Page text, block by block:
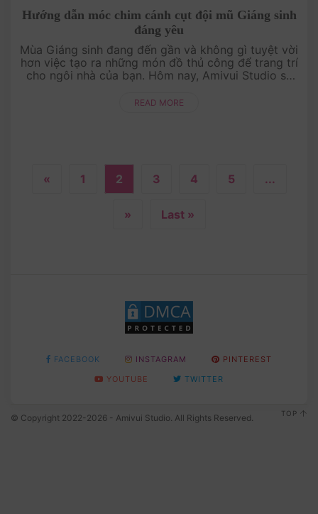
Hướng dẫn móc chim cánh cụt đội mũ Giáng sinh
đáng yêu
Mùa Giáng sinh đang đến gần và không gì tuyệt vời
hơn việc tạo ra những món đồ thủ công để trang trí
cho ngôi nhà của bạn. Hôm nay, Amivui Studio sẽ
đội mũ ....
READ MORE
« 1 2 3 4 5 ...
» Last »
FACEBOOK INSTAGRAM
PINTEREST
YOUTUBE
TWITTER
© Copyright 2022-2026 - Amivui Studio. All Rights Reserved. TOP